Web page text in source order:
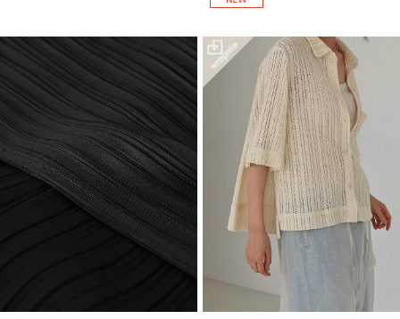
운 실루엣으로 활동성이 좋아 데일리 하게 즐